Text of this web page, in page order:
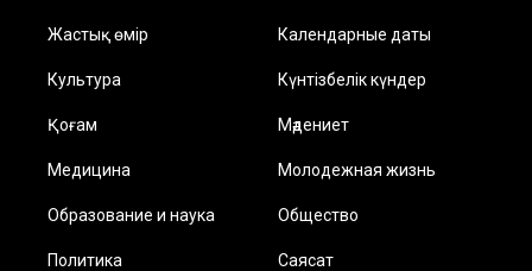
Жастық өмір Календарные даты
Культура Күнтізбелік күндер
Қоғам Мәдениет
Медицина Молодежная жизнь
Образование и наука Общество
Политика Саясат